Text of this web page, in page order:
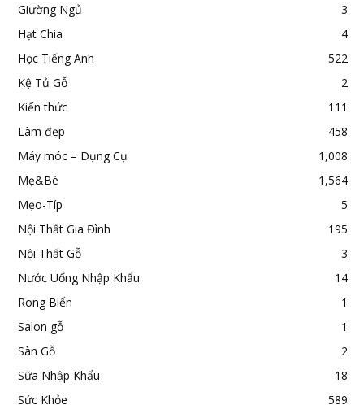
Giường Ngủ
3
Hạt Chia
4
Học Tiếng Anh
522
Kệ Tủ Gỗ
2
Kiến thức
111
Làm đẹp
458
Máy móc – Dụng Cụ
1,008
Mẹ&Bé
1,564
Mẹo-Típ
5
Nội Thất Gia Đình
195
Nội Thất Gỗ
3
Nước Uống Nhập Khẩu
14
Rong Biển
1
Salon gỗ
1
Sàn Gỗ
2
Sữa Nhập Khẩu
18
Sức Khỏe
589